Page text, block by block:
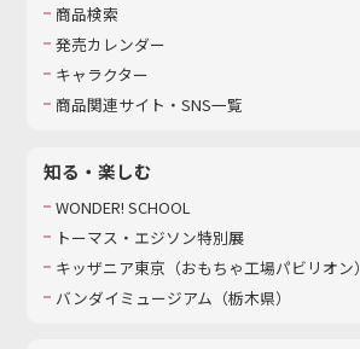
商品検索
発売カレンダー
キャラクター
商品関連サイト・SNS一覧
知る・楽しむ
WONDER! SCHOOL
トーマス・エジソン特別展
キッザニア東京（おもちゃ工場パビリオン）​
バンダイミュージアム（栃木県）